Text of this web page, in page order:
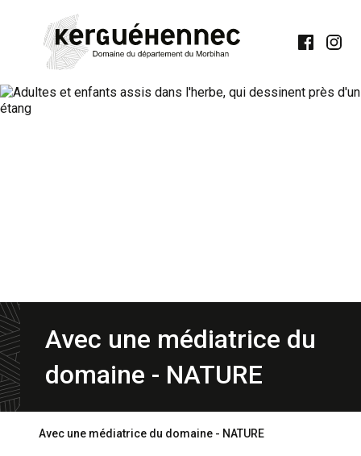
Our
Our
Avec une médiatrice du
domaine - NATURE
Avec une médiatrice du domaine - NATURE
Open